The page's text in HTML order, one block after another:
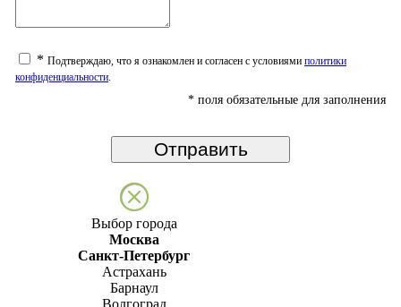
* Подтверждаю, что я ознакомлен и согласен с условиями политики
конфиденциальности.
* поля обязательные для заполнения
Выбор города
Москва
Санкт-Петербург
Астрахань
Барнаул